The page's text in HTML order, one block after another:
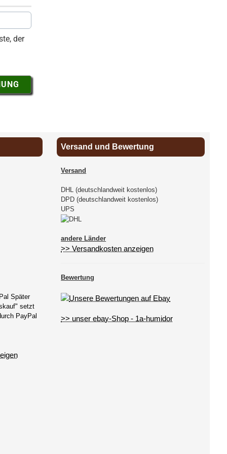
der
Später
setzt
PayPal
Versand und Bewertung
Versand
DHL (deutschlandweit kostenlos)
DPD (deutschlandweit kostenlos)
UPS
andere Länder
>> Versandkosten anzeigen
Bewertung
>> unser ebay-Shop - 1a-humidor